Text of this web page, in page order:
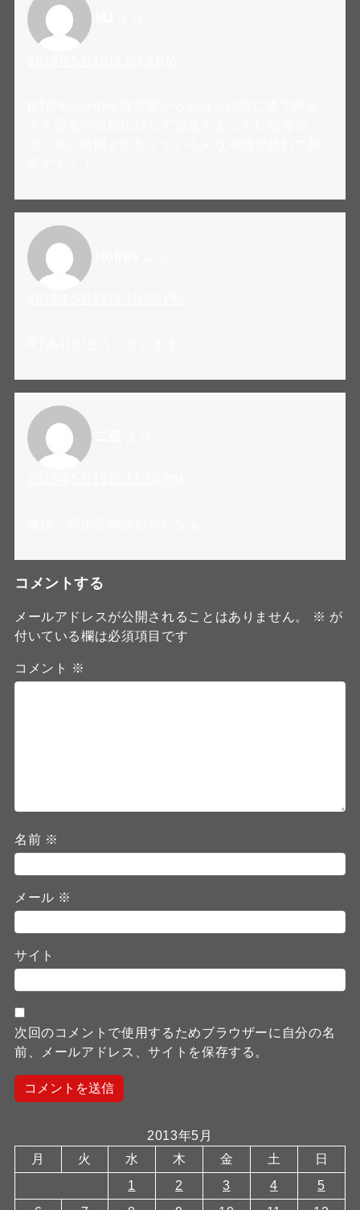
コメントする
メールアドレスが公開されることはありません。 ※ が
付いている欄は必須項目です
コメント ※
名前 ※
メール ※
サイト
次回のコメントで使用するためブラウザーに自分の名
前、メールアドレス、サイトを保存する。
2013年5月
月
火 水 木 金 土
日
1
2 3 4
5